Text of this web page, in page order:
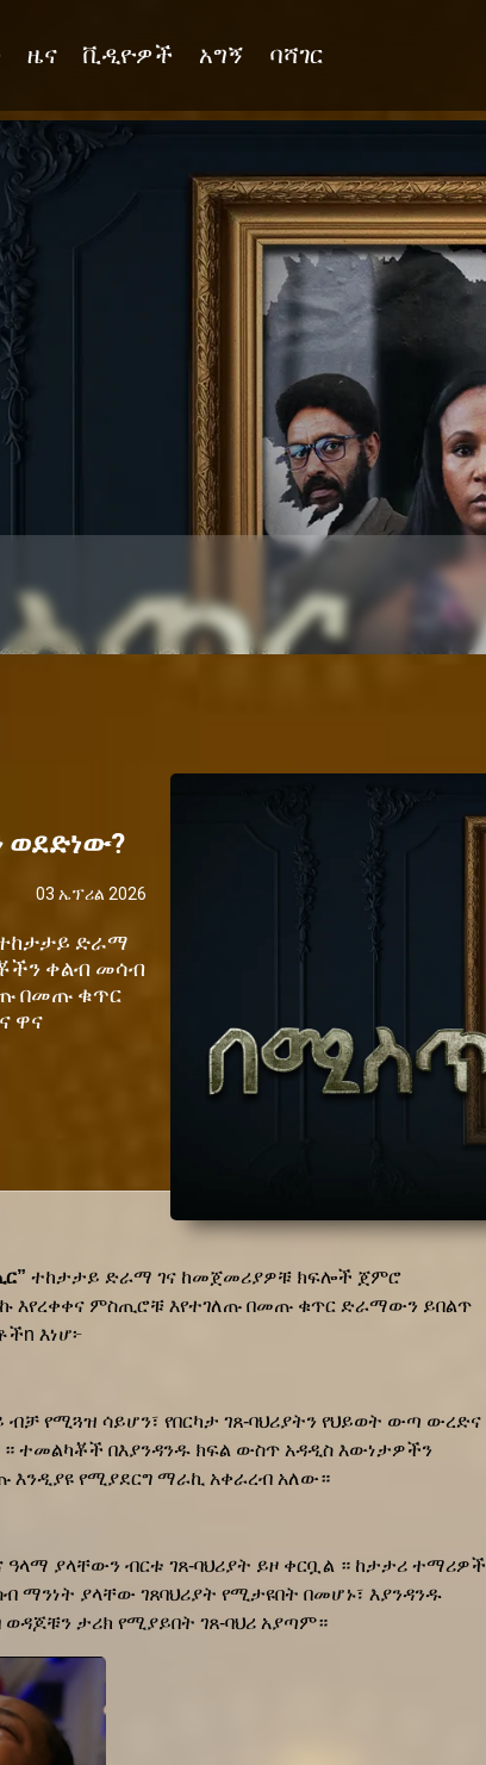
ዜና ቪዲዮዎች አግኝ ባሻገር
ወደድነው?
03 ኤፕሪል 2026
ድራማ
ቀልብ መሳብ
በመጡ ቁጥር
ዋና
ተከታታይ ድራማ ገና ከመጀመሪያዎቹ ክፍሎች ጀምሮ
እየረቀቀና ምስጢሮቹ እየተገለጡ በመጡ ቁጥር ድራማውን ይበልጥ
እነሆ፦
የሚጓዝ ሳይሆን፣ የበርካታ ገጸ-ባህሪያትን የህይወት ውጣ ውረድና
። ተመልካቾች በእያንዳንዱ ክፍል ውስጥ አዳዲስ እውነታዎችን
የሚያደርግ ማራኪ አቀራረብ አለው።
ያላቸውን ብርቱ ገጸ-ባህሪያት ይዞ ቀርቧል ። ከታታሪ ተማሪዎች
ማንነት ያላቸው ገጸባህሪያት የሚታዩበት በመሆኑ፣ እያንዳንዱ
ታሪክ የሚያይበት ገጸ-ባህሪ አያጣም።